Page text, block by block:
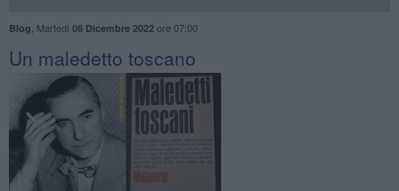
Blog Martedì 06 Dicembre 2022ore 07:00
​Un maledetto toscano